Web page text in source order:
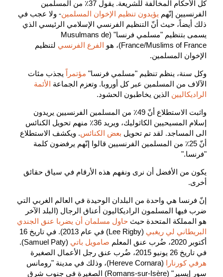
كل الأحكام المخالفة للشريعة. يقول 37٪ من المسلمين
الفرنسيين إنّهم يؤيدون تنظيم الإخوان المسلمين- ولا عجب في
ذلك أيضاً، حيث أنّ التنظيم الفرنسي الإسلامي الرئيسي الذي
يسمى بتنظيم "مسلمي فرنسا" (Musulmans de
France/Muslims of France)، هو
الفرع الفرنسي لتنظيم
الإخوان المسلمين.
وكل سنة، ينظم تنظيم "مسلمي فرنسا" مؤتمراً يجذب مئات
الآلاف من المسلمين عبر كل أوروبا. وتعزم الجماعة الأئمة
الراديكاليين الذين يخاطبون الحشود.
واثبت الاستطلاع أنّ 49٪ من المسلمين الفرنسيين يريدون
إسلام المسيحيين الكاثوليك، ويريد 36٪ منهم تحويل الكنائس
الى المساجد. لقد تم تحويل بعض الكنائس. ويكشف الاستطلاع
أنّ 25٪ من المسلمين الفرنسيين قالوا إنّهم يرفضون كلمة
"فرنسا."
يكون من الأفضل أن نرى ونفهم هذه الأرقام في سياق حقائق
أخرى.
إنّ فرنسا هي واحدة من البلدان الوحيدة في العالم الغربي التي
ضرب فيها المسلمون الراديكاليون أعناق الرجال (البلد الآخر
هو المملكة المتحدة حيث حاول مسلمان أن يضربا عنق الجندي
البريطاني لي ريغبي
(Lee Rigby) في عام 2013). في تاريخ 16
أكتوبر 2020، ضُرب عنق المعلم
صامويل باتي
(Samuel Paty).
في تاريخ 26 يونيو 2015، ضُرب عنق رجل الأعمال الصغيرة
هرفي كورنارا
(Hereve Cornara)، وذلك في مدينة "رومانس
سور إيسير" (Romans-sur-Isère) الصغيرة في جنوب شرق